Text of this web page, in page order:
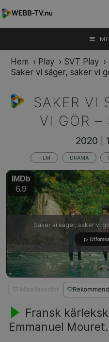
Hem › Play › SVT Play ›
Saker vi säger, saker vi
SAKER VI
VI GÖR –
♡ Mina favoriter
Fransk
Emmanuel Mouret.
Saker vi säger, saker vi
▷
2020
FILM DRAMA
IMDb
6.9